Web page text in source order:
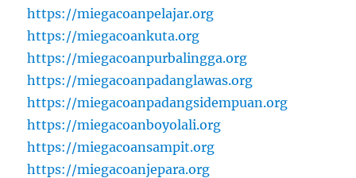
https://miegacoanpelajar.org
https://miegacoankuta.org
https://miegacoanpurbalingga.org
https://miegacoanpadanglawas.org
https://miegacoanpadangsidempuan.org
https://miegacoanboyolali.org
https://miegacoansampit.org
https://miegacoanjepara.org